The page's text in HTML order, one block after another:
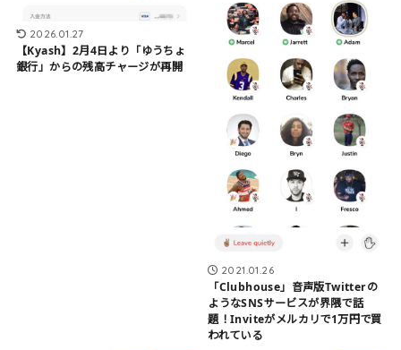
2026.01.27
【Kyash】2月4日より「ゆうちょ
銀行」からの残高チャージが再開
2021.01.26
「Clubhouse」音声版Twitterの
ようなSNSサービスが界隈で話
題！Inviteがメルカリで1万円で買
われている